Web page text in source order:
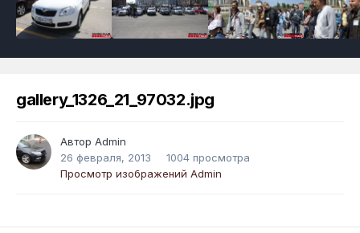
gallery_1326_21_97032.jpg
Автор Admin
26 февраля, 2013
1004 просмотра
Просмотр изображений Admin